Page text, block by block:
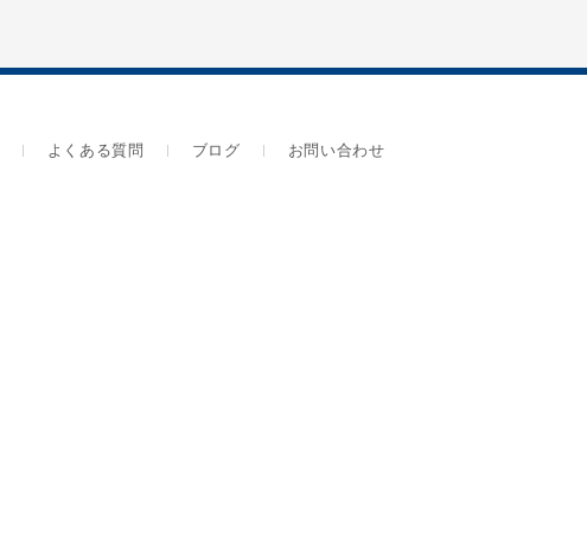
よくある質問 ブログ お問い合わせ